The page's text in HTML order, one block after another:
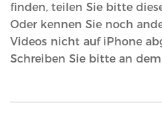
finden, teilen Sie bitte
Oder kennen Sie noch
Videos nicht auf iPhone
Schreiben Sie bitte an